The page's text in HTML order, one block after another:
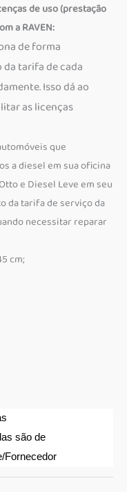
de uso (prestação
a RAVEN:
de forma
tarifa de cada
Isso dá ao
as licenças
que
a diesel em sua oficina
e Diesel Leve em seu
da tarifa de serviço da
necessitar reparar
cm;
são de
Fornecedor